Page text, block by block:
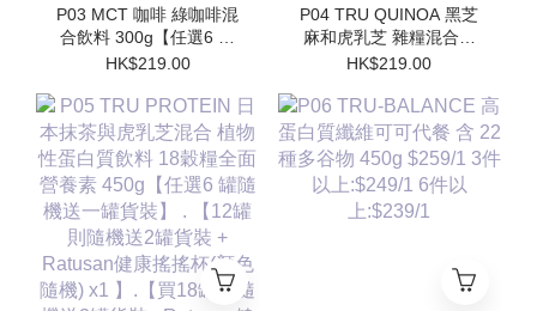
P03 MCT 咖啡 綠咖啡混
合飲料 300g【任選6 罐
隨機送一罐貨裝】 【12
Ratusan健康搖搖杯(顏色
隨機) x1 】.【買18罐則
隨機送3罐貨裝
+Ratusan健康搖搖杯(顏
色隨機) x1+電動自攪拌
杯 x1 +限量Scott限定吊
飾(隨機顏色) x1】
HK$219.00
P04 TRU QUINOA 黑芝
麻和虎乳芝 雜糧混合飲
料 18穀糧全面營養素
罐貨裝】【12罐則隨機送
2罐貨裝 + Ratusan健康
搖搖杯(顏色隨機) x1 】.
【買18罐則隨機送3罐貨
裝 +Ratusan健康搖搖杯
(顏色隨機) x1+電動自攪
吊飾(隨機顏色) x1】
HK$219.00